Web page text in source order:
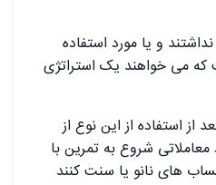
و یا مورد استفاده
که می خواهند یک استراتژی
از استفاده از این نوع از
شروع به تمرین با
های نانو یا سنت کنند